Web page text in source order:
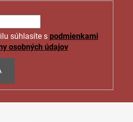
súhlasíte s podmienkami
osobných údajov